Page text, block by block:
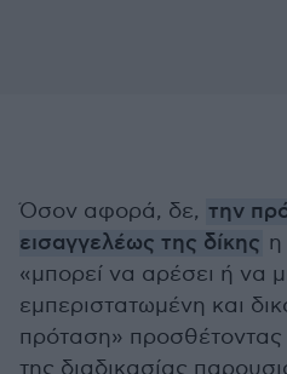
Όσον αφορά, δε, την
εισαγγελέως της δίκης η
«μπορεί να αρέσει ή να
εμπεριστατωμένη και
πρόταση» προσθέτοντας
της διαδικασίας